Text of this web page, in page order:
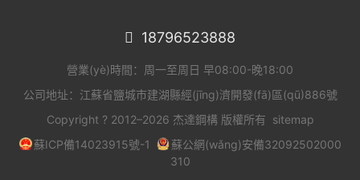
 18796523888
營業(yè)時間：周一至周日 早08:00-晚18:00
公司地址：江蘇省鹽城市建湖縣經(jīng)濟開發(fā)區(qū)886號
Copyright ? 2012–2026 杰達鋼構 版權所有 sitemap
蘇ICP備14023915號-1
蘇公網(wǎng)安備32092502000
310